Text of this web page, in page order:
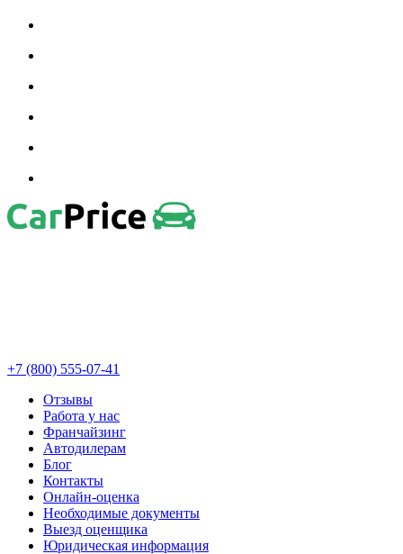
+7 (800) 555-07-41
Отзывы
Работа у нас
Франчайзинг
Автодилерам
Блог
Контакты
Онлайн-оценка
Необходимые документы
Выезд оценщика
Юридическая информация